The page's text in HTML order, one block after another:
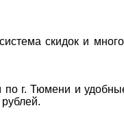
скидок и
г. Тюмени и